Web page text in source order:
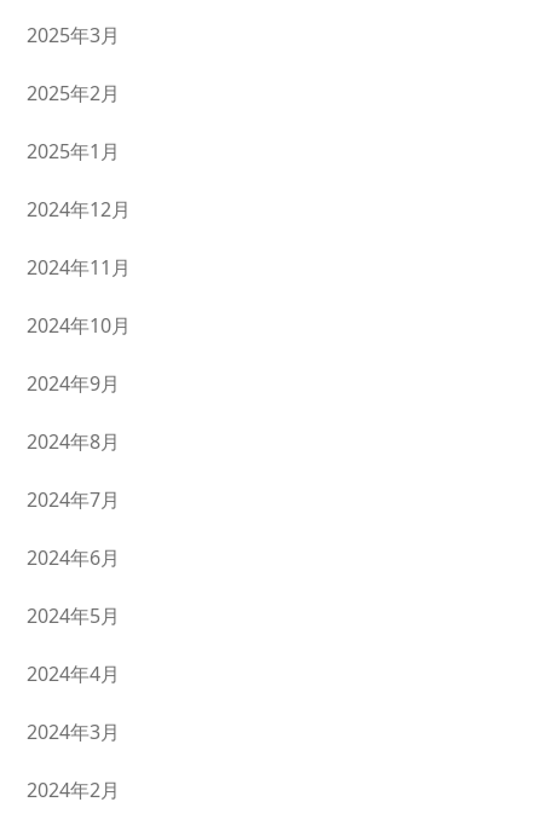
2025年3月
2025年2月
2025年1月
2024年12月
2024年11月
2024年10月
2024年9月
2024年8月
2024年7月
2024年6月
2024年5月
2024年4月
2024年3月
2024年2月